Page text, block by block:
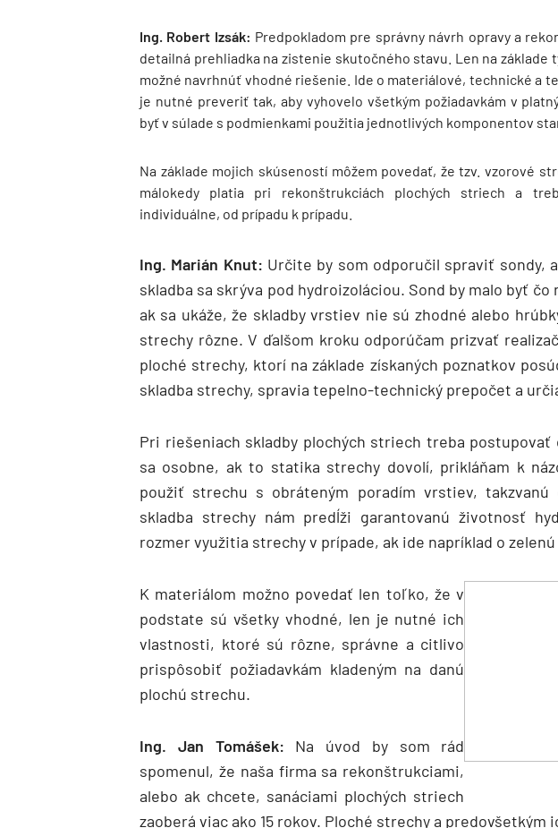
Ing. Robert Izsák: Predpokladom pre správny návrh opravy a
detailná prehliadka na zistenie skutočného stavu. Len na základe
možné navrhnúť vhodné riešenie. Ide o materiálové, technické a
je nutné preveriť tak, aby vyhovelo všetkým požiadavkám v
byť v súlade s podmienkami použitia jednotlivých komponentov
Na základe mojich skúseností môžem povedať, že tzv. vzorové
málokedy platia pri rekonštrukciách plochých striech a
individuálne, od prípadu k prípadu.
Ing. Marián Knut: Určite by som odporučil spraviť sondy,
skladba sa skrýva pod hydroizoláciou. Sond by malo byť čo
ak sa ukáže, že skladby vrstiev nie sú zhodné alebo
strechy rôzne. V ďalšom kroku odporúčam prizvať
ploché strechy, ktorí na základe získaných poznatkov
skladba strechy, spravia tepelno-technický prepočet a
Pri riešeniach skladby plochých striech treba postupovať
sa osobne, ak to statika strechy dovolí, prikláňam k
použiť strechu s obráteným poradím vrstiev, takzvanú
skladba strechy nám predĺži garantovanú životnosť
rozmer využitia strechy v prípade, ak ide napríklad o
K materiálom možno povedať len toľko, že v
podstate sú všetky vhodné, len je nutné ich
vlastnosti, ktoré sú rôzne, správne a citlivo
prispôsobiť požiadavkám kladeným na danú
plochú strechu.
Ing. Jan Tomášek: Na úvod by som rád
spomenul, že naša firma sa rekonštrukciami,
alebo ak chcete, sanáciami plochých striech
zaoberá viac ako 15 rokov. Ploché strechy a predovšetkým